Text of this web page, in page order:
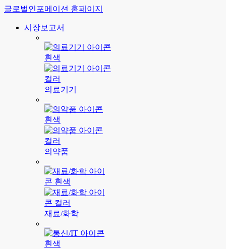
글로벌인포메이션 홈페이지
시장보고서
의료기기
의약품
재료/화학